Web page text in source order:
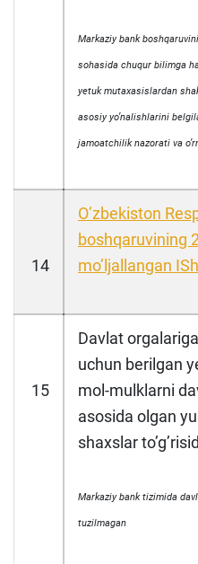
Markaziy bank
sohasida chuqur bilimga
yetuk mutaxasislardan
asosiy yoʼnalishlarini
jamoatchilik nazorati va
14
Oʼzbekiston
boshqaruvining
moʼljallangan
15
Davlat
uchun berilgan
mol-mulklarni
asosida olgan
shaxslar
Markaziy bank tizimida
tuzilmagan